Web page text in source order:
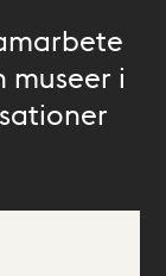
museer i